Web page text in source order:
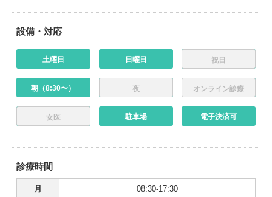
設備・対応
土曜日 日曜日 祝日
朝（8:30〜） 夜 オンライン診療
女医 駐車場 電子決済可
診療時間
月 08:30-17:30